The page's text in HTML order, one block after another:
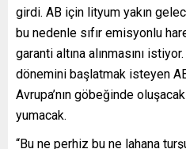
girdi. AB için lityum yakın
bu nedenle sıfır emisyonlu
garanti altına alınmasını
dönemini başlatmak isteyen
Avrupa’nın göbeğinde
yumacak.
“Bu ne perhiz bu ne lahana